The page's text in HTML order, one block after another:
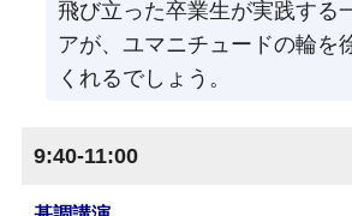
飛び立った卒業生が実践する
アが、ユマニチュードの輪を
くれるでしょう。
9:40-11:00